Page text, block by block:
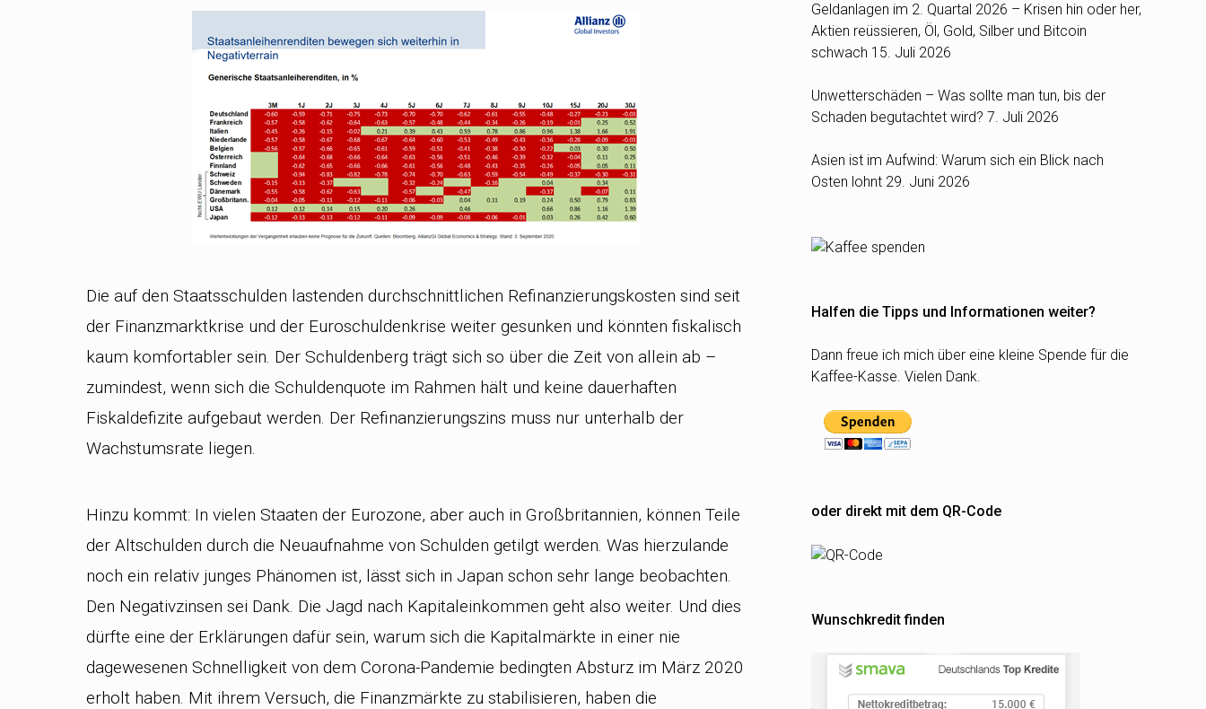
Die auf den Staatsschulden lastenden durchschnittlichen Refinanzierungskosten sind seit
der Finanzmarktkrise und der Euroschuldenkrise weiter gesunken und könnten fiskalisch
kaum komfortabler sein. Der Schuldenberg trägt sich so über die Zeit von allein ab –
zumindest, wenn sich die Schuldenquote im Rahmen hält und keine dauerhaften
Fiskaldefizite aufgebaut werden. Der Refinanzierungszins muss nur unterhalb der
Wachstumsrate liegen.
Hinzu kommt: In vielen Staaten der Eurozone, aber auch in Großbritannien, können Teile
der Altschulden durch die Neuaufnahme von Schulden getilgt werden. Was hierzulande
noch ein relativ junges Phänomen ist, lässt sich in Japan schon sehr lange beobachten.
Den Negativzinsen sei Dank. Die Jagd nach Kapitaleinkommen geht also weiter. Und dies
dürfte eine der Erklärungen dafür sein, warum sich die Kapitalmärkte in einer nie
dagewesenen Schnelligkeit von dem Corona-Pandemie bedingten Absturz im März 2020
erholt haben. Mit ihrem Versuch, die Finanzmärkte zu stabilisieren, haben die
Geldanlagen im 2. Quartal 2026 – Krisen hin oder her,
Aktien reüssieren, Öl, Gold, Silber und Bitcoin
schwach 15. Juli 2026
Unwetterschäden – Was sollte man tun, bis der
Schaden begutachtet wird? 7. Juli 2026
Asien ist im Aufwind: Warum sich ein Blick nach
Osten lohnt 29. Juni 2026
Halfen die Tipps und Informationen weiter?
Dann freue ich mich über eine kleine Spende für die
Kaffee-Kasse. Vielen Dank.
oder direkt mit dem QR-Code
Wunschkredit finden